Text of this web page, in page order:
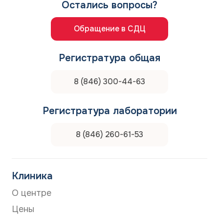
Остались вопросы?
Обращение в СДЦ
Регистратура общая
8 (846) 300-44-63
Регистратура лаборатории
8 (846) 260-61-53
Клиника
О центре
Цены